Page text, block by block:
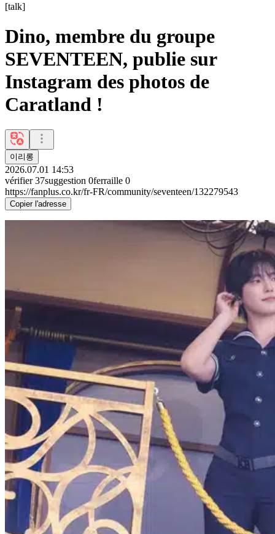
[talk]
Dino, membre du groupe
SEVENTEEN, publie sur
Instagram des photos de
Caratland !
이리롱
2026.07.01 14:53
vérifier 37suggestion 0ferraille 0
https://fanplus.co.kr/fr-FR/community/seventeen/132279543
Copier l'adresse